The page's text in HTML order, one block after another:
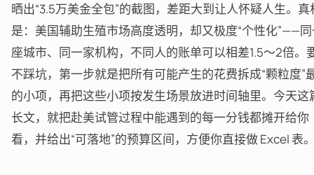
晒出“3.5万美金全包”的截图，差距大到让人怀疑人生。真
是：美国辅助生殖市场高度透明，却又极度“个性化”——
座城市、同一家机构，不同人的账单可以相差1.5～2倍。
不踩坑，第一步就是把所有可能产生的花费拆成“颗粒度”
的小项，再把这些小项按发生场景放进时间轴里。今天这
长文，就把赴美试管过程中能遇到的每一分钱都摊开给你
看，并给出“可落地”的预算区间，方便你直接做 Excel 表